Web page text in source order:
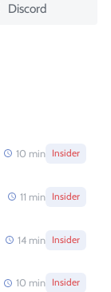
Discord
10 min Insider
11 min Insider
14 min Insider
10 min Insider